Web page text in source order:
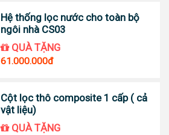
Hệ thống lọc nước cho toàn bộ
ngôi nhà CS03
QUÀ TẶNG
61.000.000đ
Cột lọc thô composite 1 cấp ( cả
vật liệu)
QUÀ TẶNG